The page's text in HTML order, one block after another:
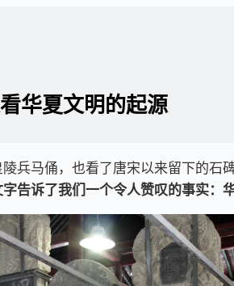
华夏文明的起源
兵马俑，也看了唐宋以来留下的石碑
告诉了我们一个令人赞叹的事实：